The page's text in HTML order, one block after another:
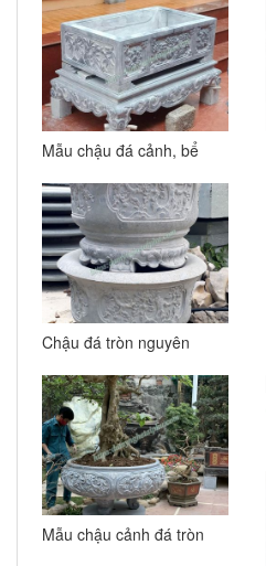
Mẫu chậu đá cảnh, bể
Chậu đá tròn nguyên
Mẫu chậu cảnh đá tròn